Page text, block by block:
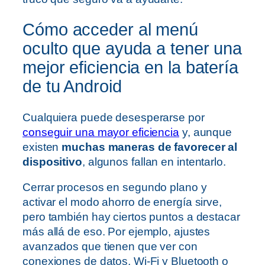
Cómo acceder al menú
oculto que ayuda a tener una
mejor eficiencia en la batería
de tu Android
Cualquiera puede desesperarse por
conseguir una mayor eficiencia y, aunque
existen muchas maneras de favorecer al
dispositivo, algunos fallan en intentarlo.
Cerrar procesos en segundo plano y
activar el modo ahorro de energía sirve,
pero también hay ciertos puntos a destacar
más allá de eso. Por ejemplo, ajustes
avanzados que tienen que ver con
conexiones de datos, Wi-Fi y Bluetooth o